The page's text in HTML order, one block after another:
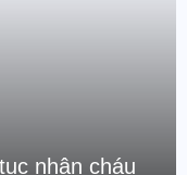
nhận cháu